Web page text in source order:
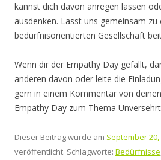
kannst dich davon anregen lassen
ausdenken. Lasst uns gemeinsam zu
bedürfnisorientierten Gesellschaft
Wenn dir der Empathy Day gefällt,
anderen davon oder leite die
gern in einem Kommentar von
Empathy Day zum Thema
Dieser Beitrag wurde am September 20,
veröffentlicht. Schlagworte: Bedürfnisse